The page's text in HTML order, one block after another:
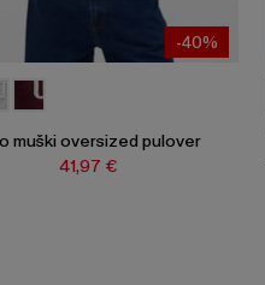
-40%
muški oversized pulover
41,97 €